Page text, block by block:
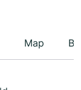
Map